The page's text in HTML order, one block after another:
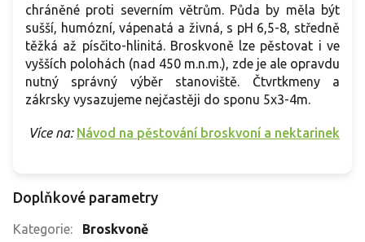
chráněné proti severním větrům. Půda by měla být
sušší, humózní, vápenatá a živná, s pH 6,5-8, středně
těžká až písčito-hlinitá. Broskvoně lze pěstovat i ve
vyšších polohách (nad 450 m.n.m.), zde je ale opravdu
nutný správný výběr stanoviště. Čtvrtkmeny a
zákrsky vysazujeme nejčastěji do sponu 5x3-4m.
Více na: Návod na pěstování broskvoní a nektarinek
Doplňkové parametry
Kategorie:
Broskvoně